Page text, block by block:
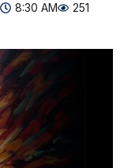
8:30 AM 251